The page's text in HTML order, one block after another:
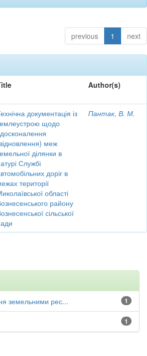
previous 1 next
Author(s)
документація із
щодо
меж
ділянки в
Службі
доріг в
території
області
району
сільської
Пантак, В. М.
1
земельними рес...
1